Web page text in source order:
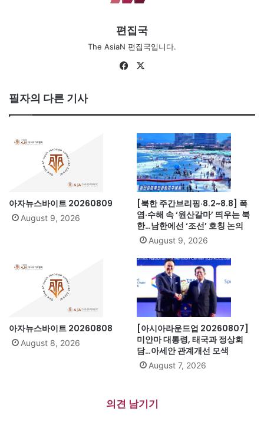
편집국
The AsiaN 편집국입니다.
Facebook
필자의 다른 기사
아자뉴스바이트 20260809
August 9, 2026
[북한 주간브리핑·8.2~8.8] 폭
염·수해 속 ‘원산갈마’ 띄우는 북
한…남한에선 ‘조선’ 호칭 논의
August 9, 2026
아자뉴스바이트 20260808
August 8, 2026
[아시아라운드업 20260807]
미얀마 대통령, 태국과 정상회
담…아세안 관계개선 모색
August 7, 2026
의견 남기기